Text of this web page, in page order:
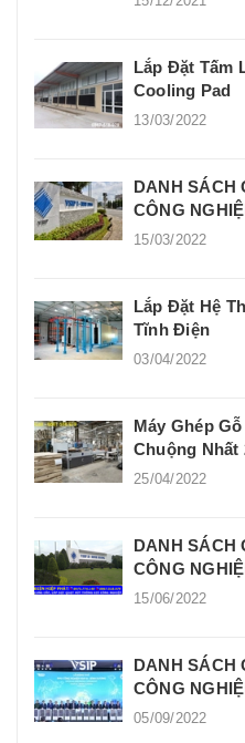
Lắp Đặt Tấm
Cooling Pad
13/03/2022
DANH SÁCH
CÔNG
15/03/2022
Lắp Đặt Hệ
Tĩnh Điện
03/04/2022
Máy Ghép
Chuộng Nhất
25/04/2022
DANH SÁCH
CÔNG
15/06/2022
DANH SÁCH
CÔNG
05/09/2022